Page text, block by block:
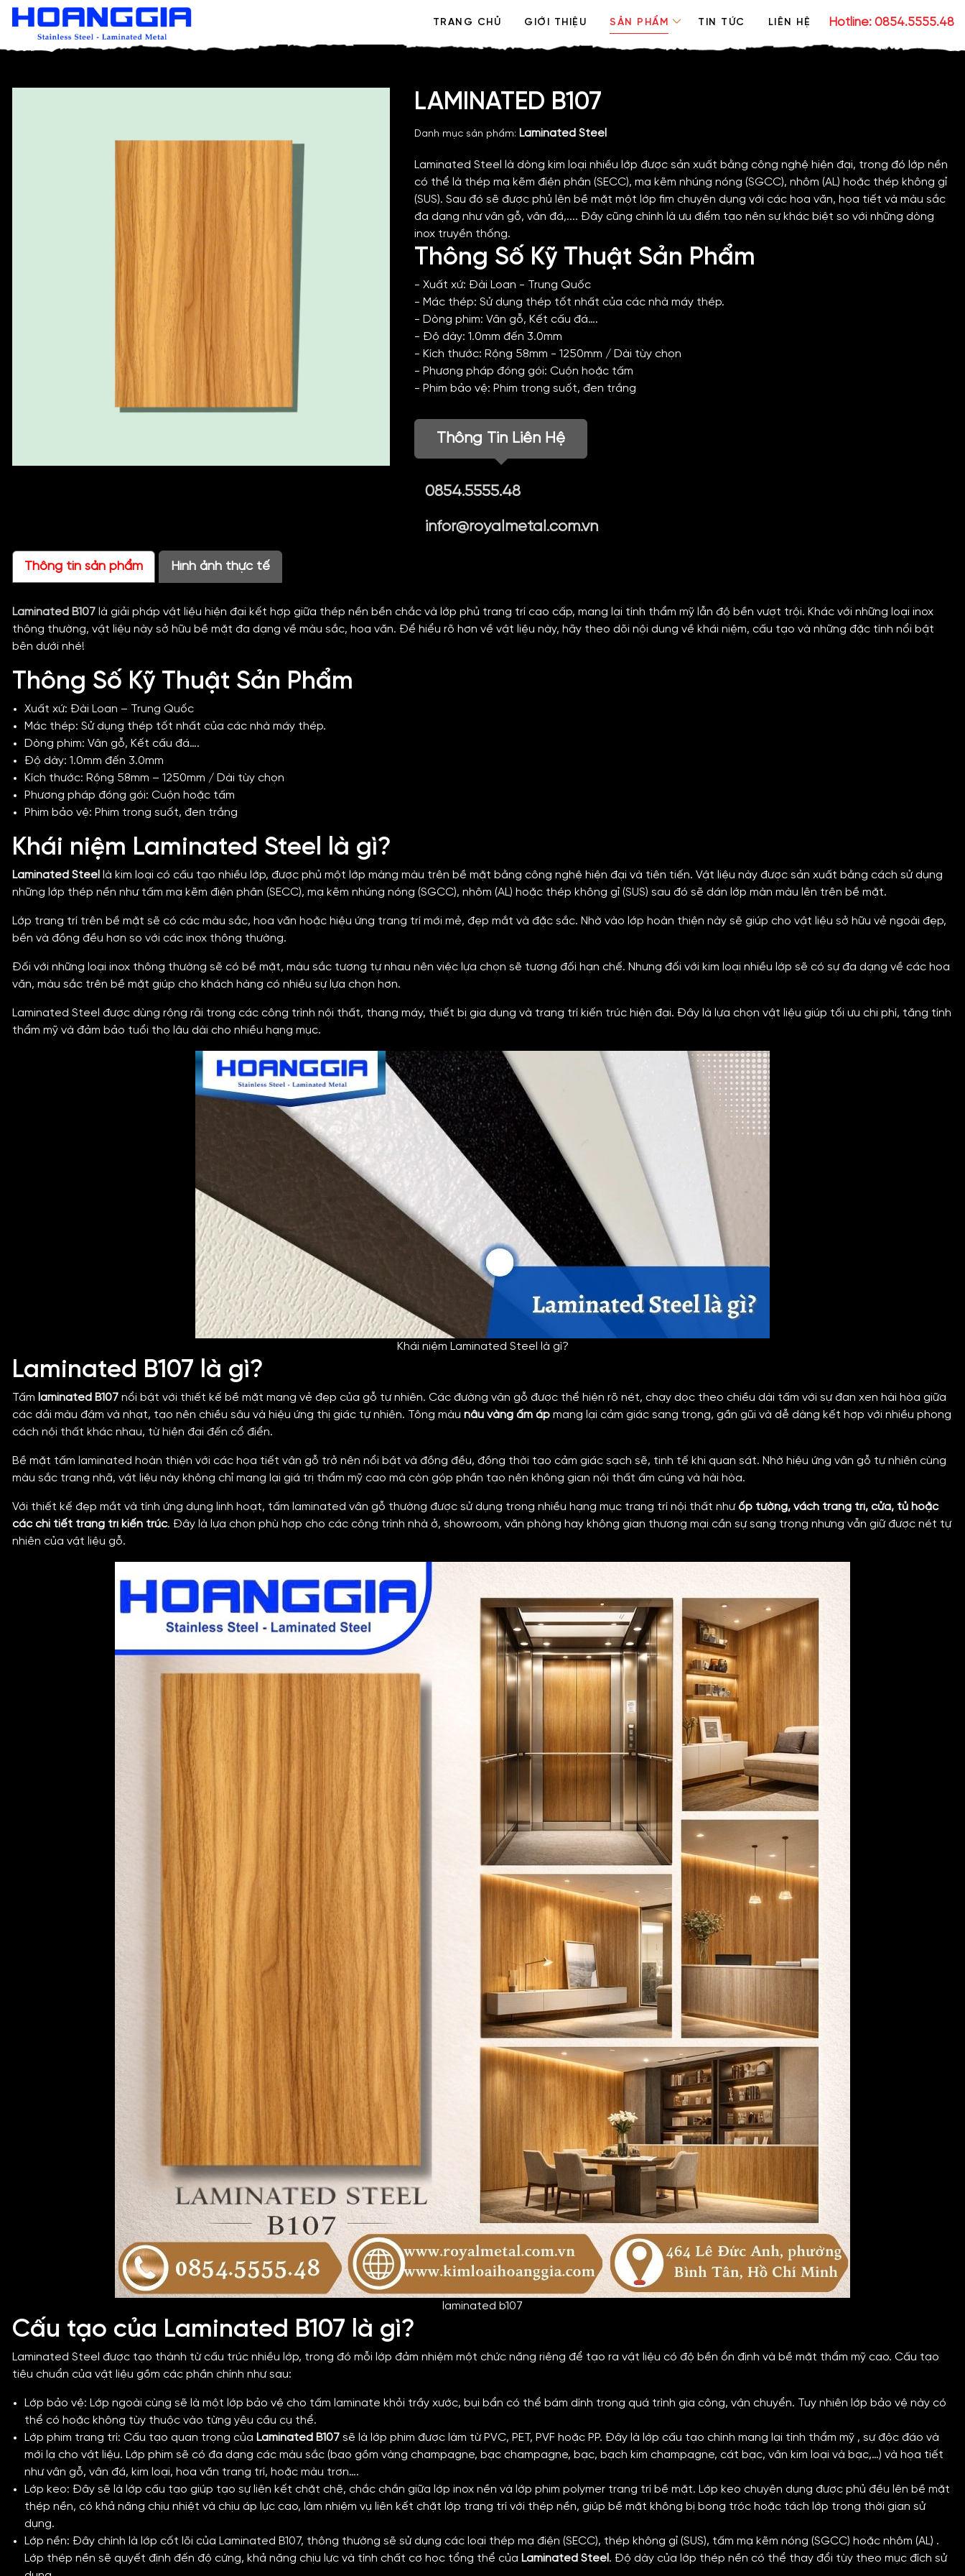
TRANG CHỦ GIỚI THIỆU SẢN PHẨM TIN TỨC LIÊN HỆ Hotline: 0854.5555.48
LAMINATED B107
Danh mục sản phẩm:Laminated Steel
Laminated Steel là dòng kim loại nhiều lớp được sản xuất bằng công nghệ hiện đại, trong đó lớp nền
có thể là thép mạ kẽm điện phân (SECC), mạ kẽm nhúng nóng (SGCC), nhôm (AL) hoặc thép không gỉ
(SUS). Sau đó sẽ được phủ lên bề mặt một lớp fim chuyên dụng với các hoa văn, họa tiết và màu sắc
đa dạng như vân gỗ, vân đá,.... Đây cũng chính là ưu điểm tạo nên sự khác biệt so với những dòng
inox truyền thống.
Thông Số Kỹ Thuật Sản Phẩm
- Xuất xứ: Đài Loan - Trung Quốc
- Mác thép: Sử dụng thép tốt nhất của các nhà máy thép.
- Dòng phim: Vân gỗ, Kết cấu đá….
- Độ dày: 1.0mm đến 3.0mm
- Kích thước: Rộng 58mm - 1250mm / Dài tùy chọn
- Phương pháp đóng gói: Cuộn hoặc tấm
- Phim bảo vệ: Phim trong suốt, đen trắng
Thông Tin Liên Hệ
0854.5555.48
infor@royalmetal.com.vn
Thông tin sản phẩm Hình ảnh thực tế
Laminated B107 là giải pháp vật liệu hiện đại kết hợp giữa thép nền bền chắc và lớp phủ trang trí cao cấp, mang lại tính thẩm mỹ lẫn độ bền vượt trội. Khác với những loại inox
thông thường, vật liệu này sở hữu bề mặt đa dạng về màu sắc, hoa văn. Để hiểu rõ hơn về vật liệu này, hãy theo dõi nội dung về khái niệm, cấu tạo và những đặc tính nổi bật
bên dưới nhé!
Thông Số Kỹ Thuật Sản Phẩm
Xuất xứ: Đài Loan – Trung Quốc
Mác thép: Sử dụng thép tốt nhất của các nhà máy thép.
Dòng phim: Vân gỗ, Kết cấu đá….
Độ dày: 1.0mm đến 3.0mm
Kích thước: Rộng 58mm – 1250mm / Dài tùy chọn
Phương pháp đóng gói: Cuộn hoặc tấm
Phim bảo vệ: Phim trong suốt, đen trắng
Khái niệm Laminated Steel là gì?
Laminated Steel
là kim loại có cấu tạo nhiều lớp, được phủ một lớp màng màu trên bề mặt bằng công nghệ hiện đại và tiên tiến. Vật liệu này được sản xuất bằng cách sử dụng
những lớp thép nền như tấm mạ kẽm điện phân (SECC), mạ kẽm nhúng nóng (SGCC), nhôm (AL) hoặc thép không gỉ (SUS) sau đó sẽ dán lớp màn màu lên trên bề mặt.
Lớp trang trí trên bề mặt sẽ có các màu sắc, hoa văn hoặc hiệu ứng trang trí mới mẻ, đẹp mắt và đặc sắc. Nhờ vào lớp hoàn thiện này sẽ giúp cho vật liệu sở hữu vẻ ngoài đẹp,
bền và đồng đều hơn so với các inox thông thường.
Đối với những loại inox thông thường sẽ có bề mặt, màu sắc tương tự nhau nên việc lựa chọn sẽ tương đối hạn chế. Nhưng đối với kim loại nhiều lớp sẽ có sự đa dạng về các hoa
văn, màu sắc trên bề mặt giúp cho khách hàng có nhiều sự lựa chọn hơn.
Laminated Steel được dùng rộng rãi trong các công trình nội thất, thang máy, thiết bị gia dụng và trang trí kiến trúc hiện đại. Đây là lựa chọn vật liệu giúp tối ưu chi phí, tăng tính
thẩm mỹ và đảm bảo tuổi thọ lâu dài cho nhiều hạng mục.
Khái niệm Laminated Steel là gì?
Laminated B107 là gì?
Tấm laminated B107 nổi bật với thiết kế bề mặt mang vẻ đẹp của gỗ tự nhiên. Các đường vân gỗ được thể hiện rõ nét, chạy dọc theo chiều dài tấm với sự đan xen hài hòa giữa
các dải màu đậm và nhạt, tạo nên chiều sâu và hiệu ứng thị giác tự nhiên. Tông màu nâu vàng ấm áp mang lại cảm giác sang trọng, gần gũi và dễ dàng kết hợp với nhiều phong
cách nội thất khác nhau, từ hiện đại đến cổ điển.
Bề mặt tấm laminated hoàn thiện với các họa tiết vân gỗ trở nên nổi bật và đồng đều, đồng thời tạo cảm giác sạch sẽ, tinh tế khi quan sát. Nhờ hiệu ứng vân gỗ tự nhiên cùng
màu sắc trang nhã, vật liệu này không chỉ mang lại giá trị thẩm mỹ cao mà còn góp phần tạo nên không gian nội thất ấm cúng và hài hòa.
Với thiết kế đẹp mắt và tính ứng dụng linh hoạt, tấm laminated vân gỗ thường được sử dụng trong nhiều hạng mục trang trí nội thất nhưốp tường, vách trang trí, cửa, tủ hoặc
các chi tiết trang trí kiến trúc. Đây là lựa chọn phù hợp cho các công trình nhà ở, showroom, văn phòng hay không gian thương mại cần sự sang trọng nhưng vẫn giữ được nét tự
nhiên của vật liệu gỗ.
laminated b107
Cấu tạo của Laminated B107 là gì?
Laminated Steel được tạo thành từ cấu trúc nhiều lớp, trong đó mỗi lớp đảm nhiệm một chức năng riêng để tạo ra vật liệu có độ bền ổn định và bề mặt thẩm mỹ cao. Cấu tạo
tiêu chuẩn của vật liệu gồm các phần chính như sau:
Lớp bảo vệ: Lớp ngoài cùng sẽ là một lớp bảo vệ cho tấm laminate khỏi trầy xước, bụi bẩn có thể bám dính trong quá trình gia công, vận chuyển. Tuy nhiên lớp bảo vệ này có
thể có hoặc không tùy thuộc vào từng yêu cầu cụ thể.
Lớp phim trang trí: Cấu tạo quan trọng của Laminated B107 sẽ là lớp phim được làm từ PVC, PET, PVF hoặc PP. Đây là lớp cấu tạo chính mang lại tính thẩm mỹ , sự độc đáo và
mới lạ cho vật liệu. Lớp phim sẽ có đa dạng các màu sắc (bao gồm vàng champagne, bạc champagne, bạc, bạch kim champagne, cát bạc, vân kim loại và bạc,…) và họa tiết
như vân gỗ, vân đá, kim loại, hoa văn trang trí, hoặc màu trơn….
Lớp keo: Đây sẽ là lớp cấu tạo giúp tạo sự liên kết chặt chẽ, chắc chắn giữa lớp inox nền và lớp phim polymer trang trí bề mặt. Lớp keo chuyên dụng được phủ đều lên bề mặt
thép nền, có khả năng chịu nhiệt và chịu áp lực cao, làm nhiệm vụ liên kết chặt lớp trang trí với thép nền, giúp bề mặt không bị bong tróc hoặc tách lớp trong thời gian sử
dụng.
Lớp nền: Đây chính là lớp cốt lõi của Laminated B107, thông thường sẽ sử dụng các loại thép mạ điện (SECC), thép không gỉ (SUS), tấm mạ kẽm nóng (SGCC) hoặc nhôm (AL) .
Lớp thép nền sẽ quyết định đến độ cứng, khả năng chịu lực và tính chất cơ học tổng thể của Laminated Steel . Độ dày của lớp thép nền có thể thay đổi tùy theo mục đích sử